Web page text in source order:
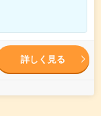
詳しく見る